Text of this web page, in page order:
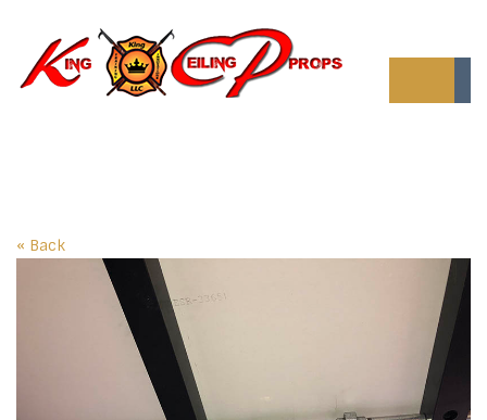
« Back